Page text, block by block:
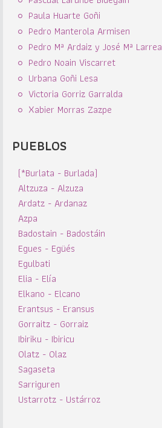
Paula Huarte Goñi
Pedro Manterola Armisen
Pedro Mª Ardaiz y José Mª Larrea
Pedro Noain Viscarret
Urbana Goñi Lesa
Victoria Gorriz Garralda
Xabier Morras Zazpe
PUEBLOS
(*Burlata - Burlada)
Altzuza - Alzuza
Ardatz - Ardanaz
Azpa
Badostain - Badostáin
Egues - Egüés
Egulbati
Elia - Elía
Elkano - Elcano
Erantsus - Eransus
Gorraitz - Gorraiz
Ibiriku - Ibiricu
Olatz - Olaz
Sagaseta
Sarriguren
Ustarrotz - Ustárroz